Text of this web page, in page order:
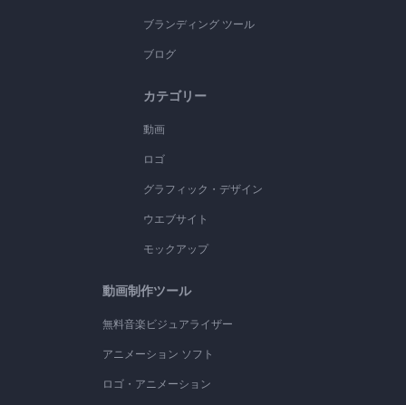
ブランディング ツール
ブログ
カテゴリー
動画
ロゴ
グラフィック・デザイン
ウエブサイト
モックアップ
動画制作ツール
無料音楽ビジュアライザー
アニメーション ソフト
ロゴ・アニメーション